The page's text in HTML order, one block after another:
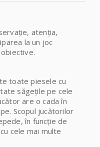
atenția,
la un joc
toate piesele cu
săgețile pe cele
are o cada în
Scopul jucătorilor
în funcție de
cele mai multe